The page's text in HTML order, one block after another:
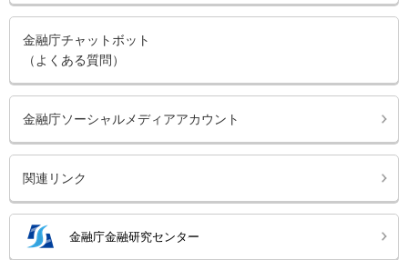
金融庁チャットボット
（よくある質問）
金融庁ソーシャルメディアアカウント
関連リンク
金融庁金融研究センター